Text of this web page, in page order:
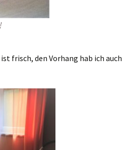
frisch, den Vorhang hab ich auch